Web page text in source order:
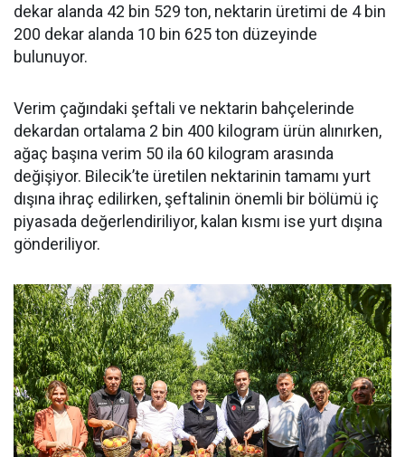
dekar alanda 42 bin 529 ton, nektarin üretimi de 4 bin
200 dekar alanda 10 bin 625 ton düzeyinde
bulunuyor.
Verim çağındaki şeftali ve nektarin bahçelerinde
dekardan ortalama 2 bin 400 kilogram ürün alınırken,
ağaç başına verim 50 ila 60 kilogram arasında
değişiyor. Bilecik’te üretilen nektarinin tamamı yurt
dışına ihraç edilirken, şeftalinin önemli bir bölümü iç
piyasada değerlendiriliyor, kalan kısmı ise yurt dışına
gönderiliyor.